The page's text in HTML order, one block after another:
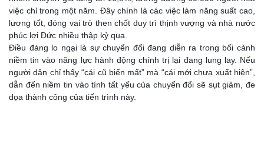
việc chỉ trong một năm. Đây chính là các việc làm năng suất cao,
lương tốt, đóng vai trò then chốt duy trì thịnh vượng và nhà nước
phúc lợi Đức nhiều thập kỷ qua.
Điều đáng lo ngại là sự chuyển đổi đang diễn ra trong bối cảnh
niềm tin vào năng lực hành động chính trị lại đang lung lay. Nếu
người dân chỉ thấy “cái cũ biến mất” mà “cái mới chưa xuất hiện”,
dẫn đến niềm tin vào tính tất yếu của chuyển đổi sẽ sụt giảm, đe
dọa thành công của tiến trình này.